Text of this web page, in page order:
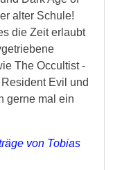
alter Schule!
die Zeit erlaubt
The Occultist -
Evil und
gerne mal ein
von Tobias